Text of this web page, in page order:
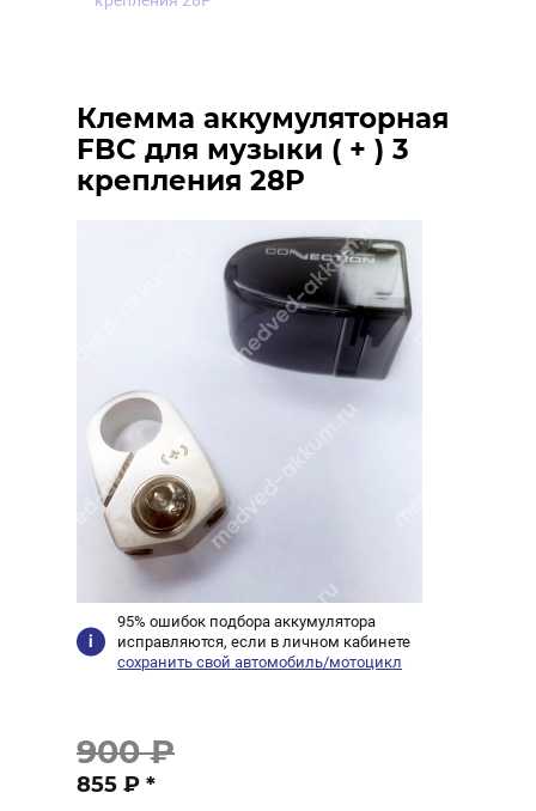
Клемма аккумуляторная
FBC для музыки ( + ) 3
крепления 28P
95% ошибок подбора аккумулятора
исправляются, если в личном кабинете
сохранить свой автомобиль/мотоцикл
900 ₽
855 ₽ *